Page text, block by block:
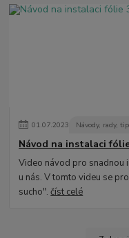
01.07.2023 Návody, rady,
Návod na instalaci
Video návod pro snadnou
u nás. V tomto videu se
sucho".číst celé